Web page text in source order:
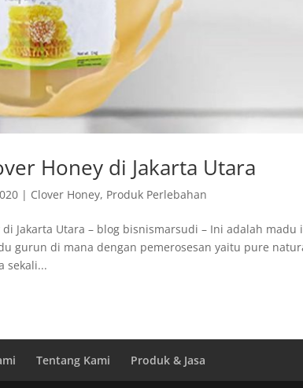
Honey di Jakarta Utara
| Clover Honey, Produk Perlebahan
di Jakarta Utara – blog bisnismarsudi – Ini adalah
gurun di mana dengan pemerosesan yaitu pure
sekali...
Tentang Kami Produk & Jasa